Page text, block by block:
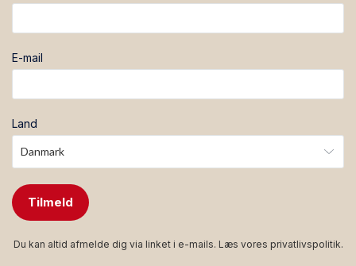
E-mail
Land
Tilmeld
Du kan altid afmelde dig via linket i e-mails. Læs vores privatlivspolitik.